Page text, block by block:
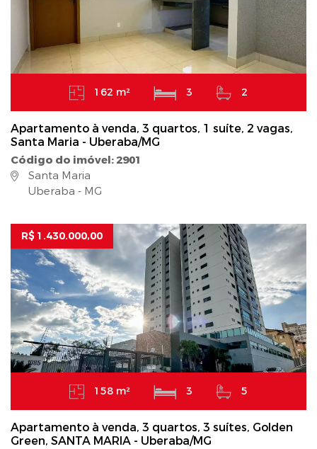
162 m² 3 2
Apartamento à venda, 3 quartos, 1 suíte, 2 vagas,
Santa Maria - Uberaba/MG
Código do imóvel: 2901
Santa Maria
Uberaba - MG
R$ 1.430.000,00
158 m² 3 5
Apartamento à venda, 3 quartos, 3 suítes, Golden
Green, SANTA MARIA - Uberaba/MG